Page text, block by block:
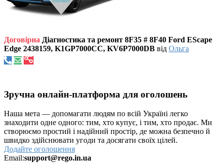
Договірна Діагностика та ремонт 8F35 # 8F40 Ford EScape
Edge 2438159, K1GP7000CC, KV6P7000DB від Ольга
Зручна онлайн-платформа для оголошень
Наша мета — допомагати людям по всій Україні легко
знаходити одне одного: тим, хто купує, і тим, хто продає. Ми
створюємо простий і надійний простір, де можна безпечно й
швидко здійснювати угоди та досягати своїх цілей.
Додайте оголошення
Email:support@rego.in.ua